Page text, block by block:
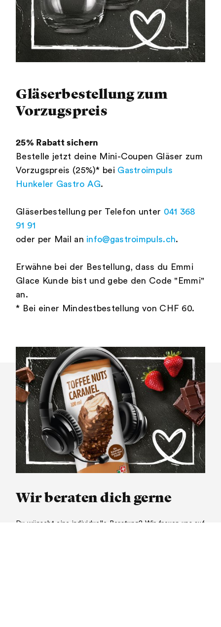
Gläserbestellung zum
Vorzugspreis
25% Rabatt sichern
Bestelle jetzt deine Mini-Coupen Gläser zum
Vorzugspreis (25%)* bei Gastroimpuls
Hunkeler Gastro AG.
Gläserbestellung per Telefon unter 041 368
91 91
oder per Mail an info@gastroimpuls.ch.
Erwähne bei der Bestellung, dass du Emmi
Glace Kunde bist und gebe den Code "Emmi"
an.
* Bei einer Mindestbestellung von CHF 60.
Wir beraten dich gerne
Du wünscht eine individuelle Beratung? Wir freuen uns auf